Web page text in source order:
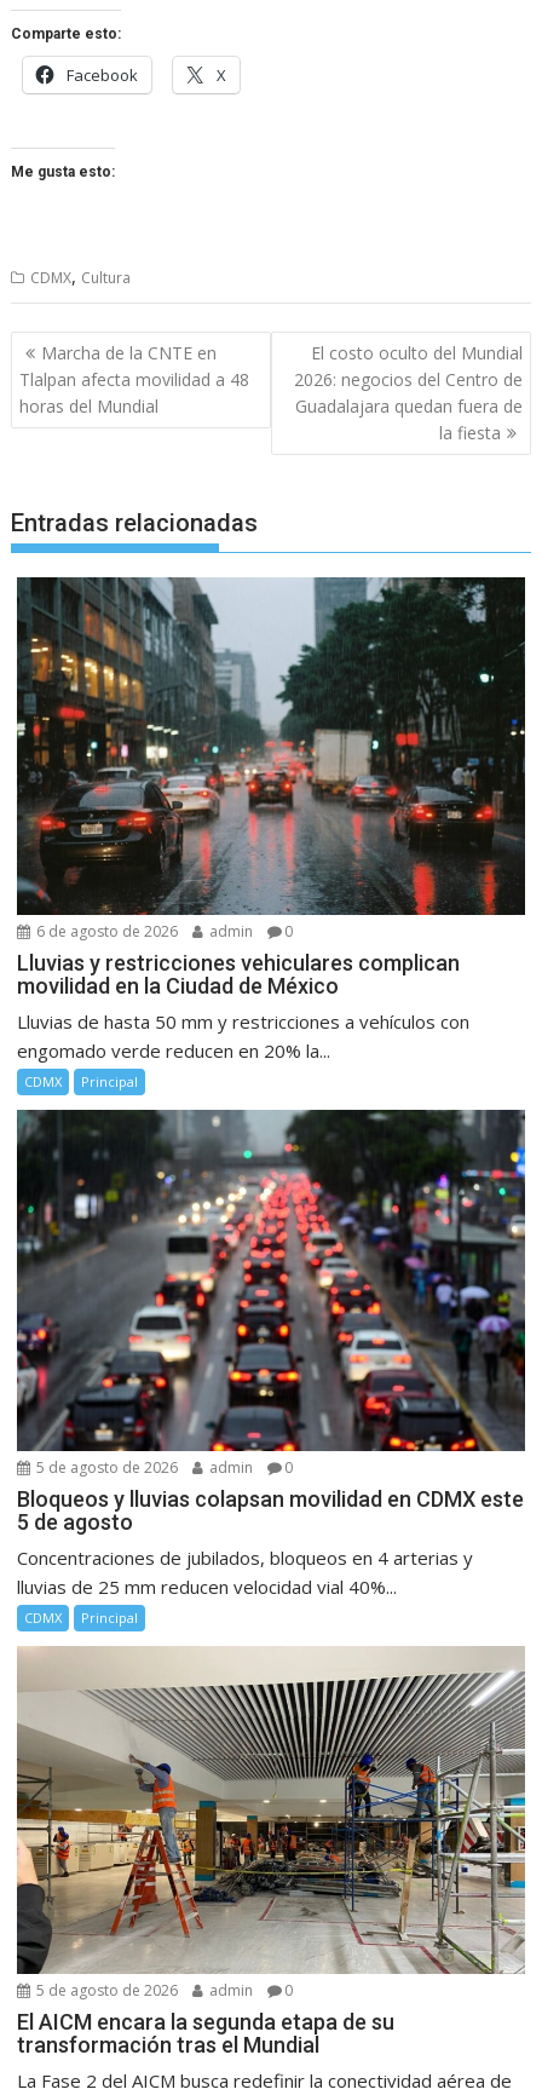
Comparte esto:
Facebook X
Me gusta esto:
CDMX, Cultura
Navegación
de
entradas
Marcha de la CNTE en
Tlalpan afecta movilidad a 48
horas del Mundial
El costo oculto del Mundial
2026: negocios del Centro de
Guadalajara quedan fuera de
la fiesta
Entradas relacionadas
6 de agosto de 2026 admin 0
Lluvias y restricciones vehiculares complican
movilidad en la Ciudad de México
Lluvias de hasta 50 mm y restricciones a vehículos con
engomado verde reducen en 20% la...
CDMX Principal
5 de agosto de 2026 admin 0
Bloqueos y lluvias colapsan movilidad en CDMX este
5 de agosto
Concentraciones de jubilados, bloqueos en 4 arterias y
lluvias de 25 mm reducen velocidad vial 40%...
CDMX Principal
5 de agosto de 2026 admin 0
El AICM encara la segunda etapa de su
transformación tras el Mundial
La Fase 2 del AICM busca redefinir la conectividad aérea de